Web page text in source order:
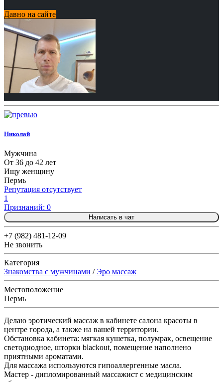
Давно на сайте
Николай
Мужчина
От 36 до 42 лет
Ищу женщину
Пермь
Репутация отсутствует
1
Признаний: 0
Написать в чат
+7 (982) 481-12-09
Не звонить
Категория
Знакомства с мужчинами /Эро массаж
Местоположение
Пермь
Делаю эротический массаж в кабинете салона красоты в
центре города, а также на вашей территории.
Обстановка кабинета: мягкая кушетка, полумрак, освещение
светодиодное, шторки blackout, помещение наполнено
приятными ароматами.
Для массажа используются гипоаллергенные масла.
Мастер - дипломированный массажист с медицинским